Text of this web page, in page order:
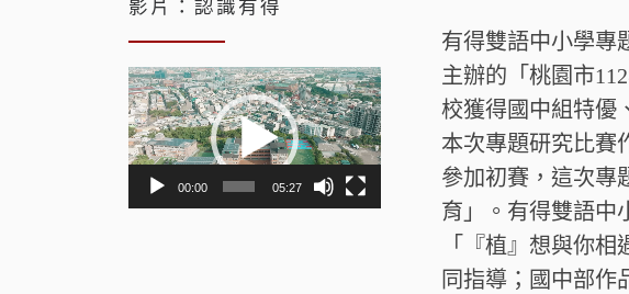
有得雙語中小學專
主辦的「桃園市
校獲得國中組特優
本次專題研究比賽
參加初賽，這次專
育」。有得雙語中
「『植』想與你
同指導；國中部作
影片：認識有得
視
訊
播
放
00:00 05:27